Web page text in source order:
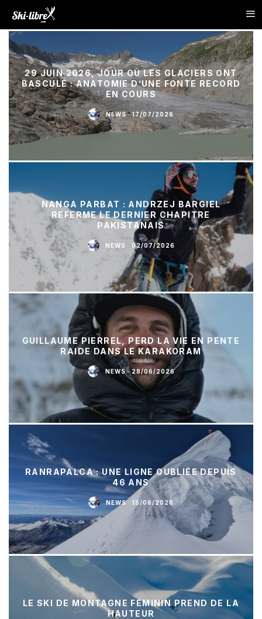
29 JUIN 2026, JOUR OÙ LES GLACIERS ONT
BASCULÉ : ANATOMIE D’UNE FONTE RECORD
EN COURS
NEWS · 17/07/2026
NANGA PARBAT : ANDRZEJ BARGIEL
REFERME LE DERNIER CHAPITRE
PAKISTANAIS
NEWS · 02/07/2026
GUILLAUME PIERREL, PERD LA VIE EN PENTE
RAIDE DANS LE KARAKORAM
NEWS · 28/06/2026
RANRAPALCA : UNE LIGNE OUBLIÉE DEPUIS
46 ANS
NEWS · 15/06/2026
LE SKI DE MONTAGNE FÉMININ PREND DE LA
HAUTEUR